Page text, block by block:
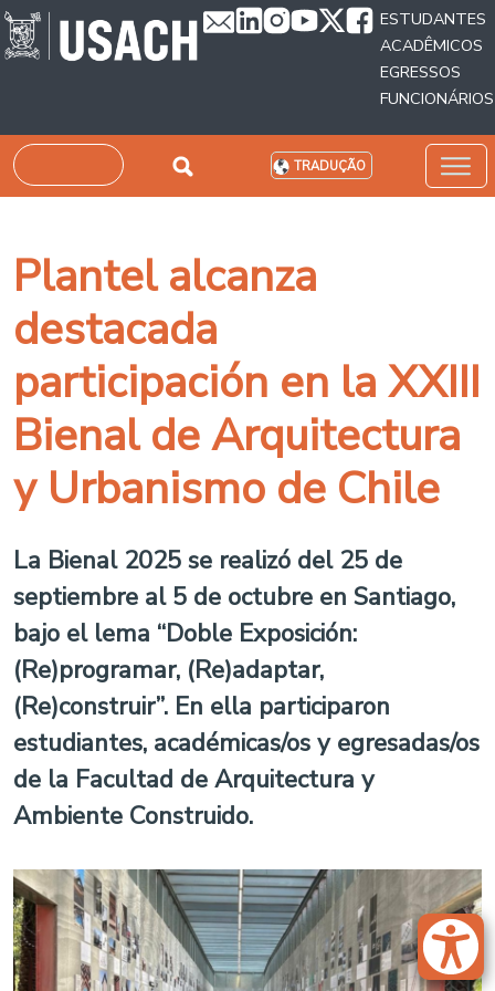
Passar para o conteúdo principal
ESTUDANTES
ACADÊMICOS
EGRESSOS
FUNCIONÁRIOS
Pesquisar TRADUÇÃO
Plantel alcanza
destacada
participación en la XXIII
Bienal de Arquitectura
y Urbanismo de Chile
La Bienal 2025 se realizó del 25 de
septiembre al 5 de octubre en Santiago,
bajo el lema “Doble Exposición:
(Re)programar, (Re)adaptar,
(Re)construir”. En ella participaron
estudiantes, académicas/os y egresadas/os
de la Facultad de Arquitectura y
Ambiente Construido.